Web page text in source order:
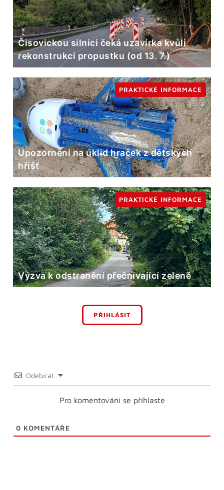
Čisovickou silnici čeká uzavírka kvůli
rekonstrukci propustku (od 13. 7.)
Upozornění na úklid hraček z dětských
hřišť
PRAKTICKÉ INFORMACE
Výzva k odstranění přečnívající zeleně
PRAKTICKÉ INFORMACE
PŘIHLÁSIT
Odebírat
Pro komentování se přihlaste
0 KOMENTÁŘE